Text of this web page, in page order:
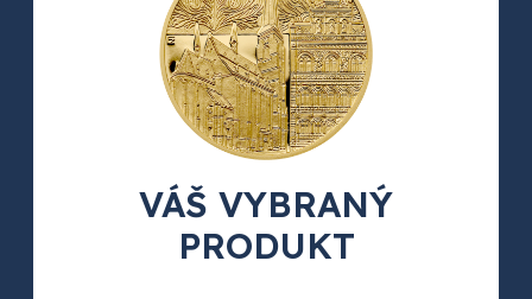
VÁŠ VYBRANÝ
PRODUKT